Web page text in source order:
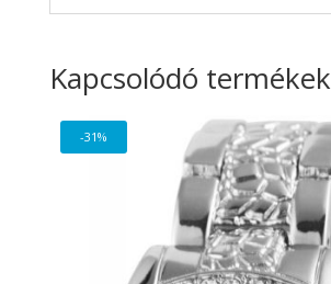
Kapcsolódó termékek
-31%